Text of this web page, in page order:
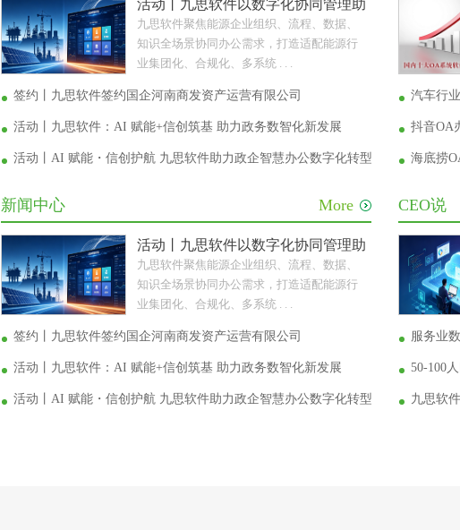
活动丨九思软件以数字化协同管理助力能源企业转
九思软件聚焦能源企业组织、流程、数据、
知识全场景协同办公需求，打造适配能源行
业集团化、合规化、多系统 . . .
签约丨九思软件签约国企河南商发资产运营有限公司
活动丨九思软件：AI 赋能+信创筑基 助力政务数智化新发展
活动丨AI 赋能・信创护航 九思软件助力政企智慧办公数字化转型
汽车行
抖音OA
海底捞
新闻中心 More
活动丨九思软件以数字化协同管理助力能源企业转
九思软件聚焦能源企业组织、流程、数据、
知识全场景协同办公需求，打造适配能源行
业集团化、合规化、多系统 . . .
签约丨九思软件签约国企河南商发资产运营有限公司
活动丨九思软件：AI 赋能+信创筑基 助力政务数智化新发展
活动丨AI 赋能・信创护航 九思软件助力政企智慧办公数字化转型
CEO说
服务业
50-100
九思软